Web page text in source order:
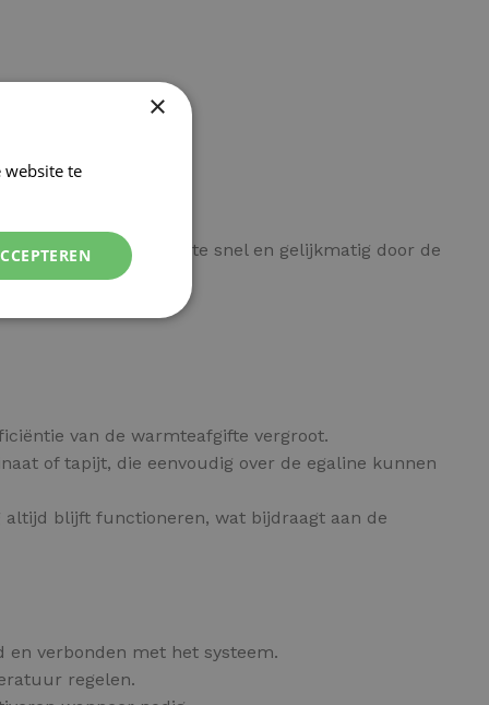
, waarbij de warmte snel en gelijkmatig door de
van de warmteafgifte vergroot.
of tapijt, die eenvoudig over de egaline kunnen
blijft functioneren, wat bijdraagt aan de
verbonden met het systeem.
regelen.
×
website te